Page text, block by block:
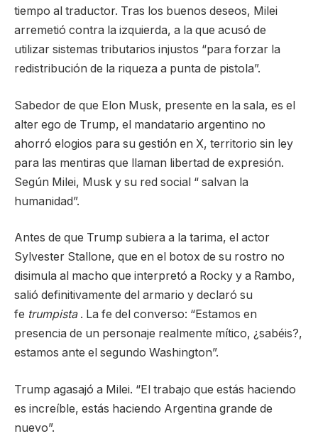
tiempo al traductor. Tras los buenos deseos, Milei
arremetió contra la izquierda, a la que acusó de
utilizar sistemas tributarios injustos “para forzar la
redistribución de la riqueza a punta de pistola”.
Sabedor de que Elon Musk, presente en la sala, es el
alter ego de Trump, el mandatario argentino no
ahorró elogios para su gestión en X, territorio sin ley
para las mentiras que llaman libertad de expresión.
Según Milei, Musk y su red social “ salvan la
humanidad”.
Antes de que Trump subiera a la tarima, el actor
Sylvester Stallone, que en el botox de su rostro no
disimula al macho que interpretó a Rocky y a Rambo,
salió definitivamente del armario y declaró su
fe trumpista . La fe del converso: “Estamos en
presencia de un personaje realmente mítico, ¿sabéis?,
estamos ante el segundo Washington”.
Trump agasajó a Milei. “El trabajo que estás haciendo
es increíble, estás haciendo Argentina grande de
nuevo”.